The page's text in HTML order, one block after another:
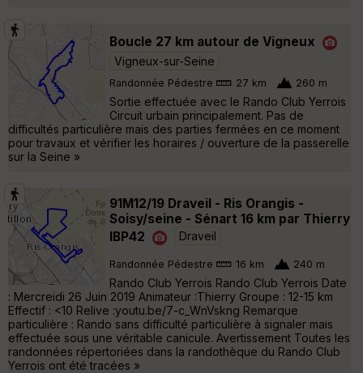
Boucle 27 km autour de Vigneux
Vigneux-sur-Seine
Randonnée Pédestre 27 km 260 m
Sortie effectuée avec le Rando Club Yerrois
Circuit urbain principalement. Pas de
difficultés particulière mais des parties fermées en ce moment
pour travaux et vérifier les horaires / ouverture de la passerelle
sur la Seine »
91M12/19 Draveil - Ris Orangis -
Soisy/seine - Sénart 16 km par Thierry
IBP42
Draveil
Randonnée Pédestre 16 km 240 m
Rando Club Yerrois Rando Club Yerrois Date
: Mercreidi 26 Juin 2019 Animateur :Thierry Groupe : 12-15 km
Effectif : <10 Relive :youtu.be/7-c_WnVskng Remarque
particulière : Rando sans difficulté particulière à signaler mais
effectuée sous une véritable canicule. Avertissement Toutes les
randonnées répertoriées dans la randothèque du Rando Club
Yerrois ont été tracées »